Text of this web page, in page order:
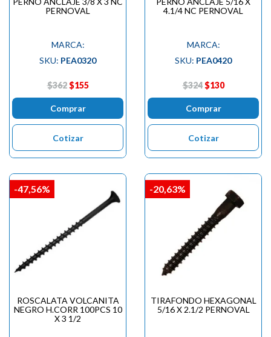
PERNOVAL
MARCA:
SKU: PEA0320
$362 $155
Comprar
Cotizar
4.1/4 NC PERNOVAL
MARCA:
SKU: PEA0420
$324 $130
Comprar
Cotizar
ROSCALATA VOLCANITA
NEGRO H.CORR 100PCS 10
X 3 1/2
-47,56%
TIRAFONDO HEXAGONAL
5/16 X 2.1/2 PERNOVAL
-20,63%